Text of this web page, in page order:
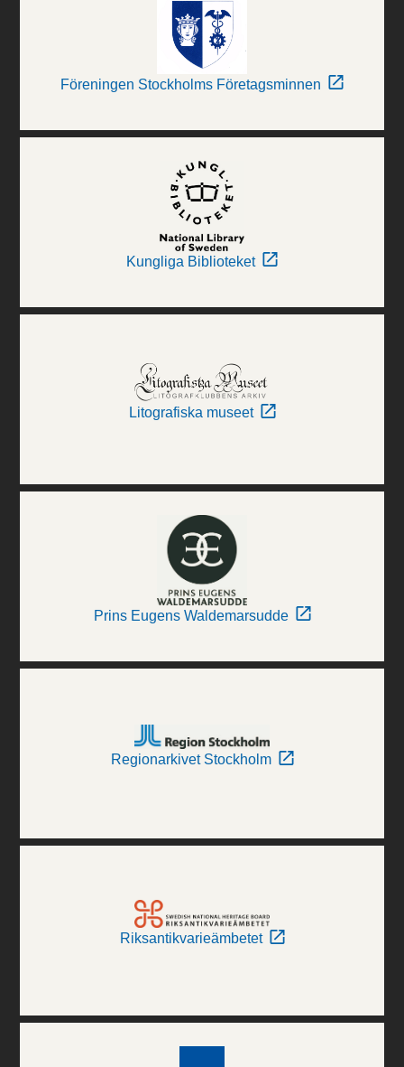
Föreningen Stockholms Företagsminnen
Kungliga Biblioteket
Litografiska museet
Prins Eugens Waldemarsudde
Regionarkivet Stockholm
Riksantikvarieämbetet